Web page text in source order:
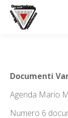
Documenti
Agenda Mario
Numero 6